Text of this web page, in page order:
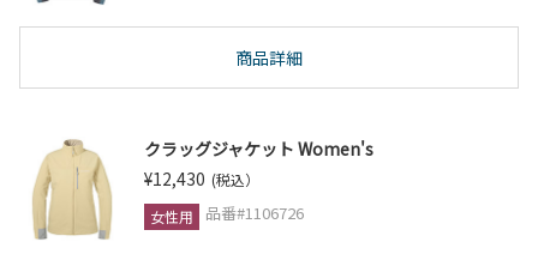
商品詳細
クラッグジャケット Women's
¥12,430 (税込）
女性用
品番#1106726